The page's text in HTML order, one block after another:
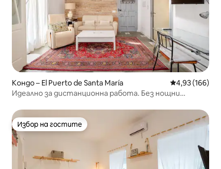
Кондо – El Puerto de Santa María Средна
4,93 (166)
Идеално за дистанционна работа. Без нощни
Избор на гостите
Избор на гостите